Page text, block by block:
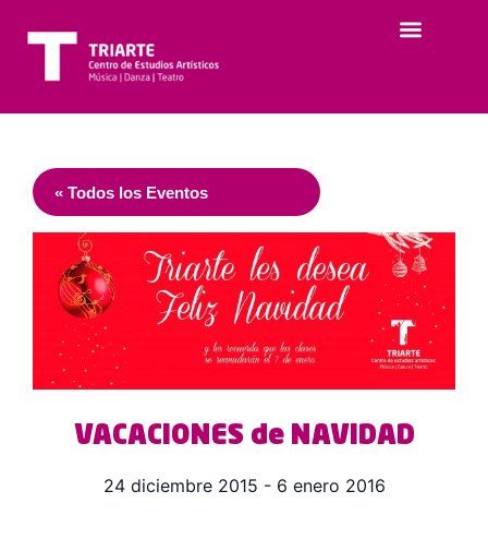
« Todos los Eventos
VACACIONES de NAVIDAD
24 diciembre 2015 - 6 enero 2016